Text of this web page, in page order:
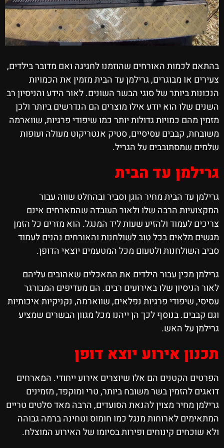
בהתאם לכמות האורחים שהוזמנו לחגיגה ואם מדובר בילדים,
צעירים או מבוגרים, גרילמן עד הבית מזמין את הכמויות
הנכונות ביותר של סוגי הבשר השונים. לאור הידע והניסיון רב
השנים שלו הוא יודע אילו מוצרים הם הנדרשים ביותר ולכן
מזמין מהם כמויות גדולות יותר כמו שיפודי פרגיות, שווארמה
משובחת, קבבים עסיסיים, סטיק אנטריקוט מעולה ועופות
שלמים שמסתובבים על הגריל.
גרילמן עד הבית
גרילמן עד הבית מחיר הוגן וסביר ובהחלט שווה עבור
המקצועיות הרבה שלו ולאור העובדה שהמארחים אינם
צריכים לעמוד ולהזיע שעות ליד המנגל. הוא מזרים כל הזמן
מגשים מלאים בכל טוב לשולחנות והאורחים נהנים לעמוד
סביב השולחנות ולטעום מכל המטעמים יוצאי הדופן.
גרילמן מכין עבור הילדים את המאכלים שאהובים עליהם
לאור הניסיון שלו באירועים רבים. הם מעדיפים המבורגר
עסיסי, שיפודי פרגיות נפלאים, שווארמה, נקניקיות איכותיות
וגם קבבים. בנוסף לכך הן ייהנו מכל מגוון הבשרים שמציע
גרילמן על האש.
תכנון אירוע יוצא דופן
הפרטים הקטנים הם אלו שיוצרים אירוע ייחודי. המארחים
דואגים להזמין בשר משובח ביותר, טרי ומוקפד, מזמינים
גרילמן מחיר מצוין להנאת הסועדים, הרבה מאד סלטים טריים
המתאימים לארוחות מנגל כמו חומוס וטחינה ברמה גבוהה
ולא שוכחים קינוחים ופירות בסיומו של האירוע המוצלח.